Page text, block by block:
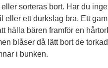
sorteras bort. Har du
eller ett durkslag bra. Ett
hälla bären framför en
blåser då lätt bort de
i bunken.